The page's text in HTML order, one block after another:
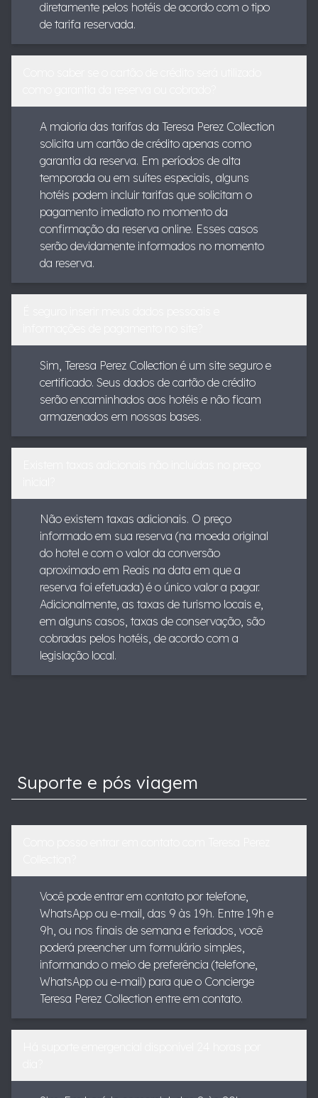
diretamente pelos hotéis de acordo com o tipo
de tarifa reservada.
A maioria das tarifas da Teresa Perez Collection
solicita um cartão de crédito apenas como
garantia da reserva. Em períodos de alta
temporada ou em suítes especiais, alguns
hotéis podem incluir tarifas que solicitam o
pagamento imediato no momento da
confirmação da reserva online. Esses casos
serão devidamente informados no momento
da reserva.
Sim, Teresa Perez Collection é um site seguro e
certificado. Seus dados de cartão de crédito
serão encaminhados aos hotéis e não ficam
armazenados em nossas bases.
Não existem taxas adicionais. O preço
informado em sua reserva (na moeda original
do hotel e com o valor da conversão
aproximado em Reais na data em que a
reserva foi efetuada) é o único valor a pagar.
Adicionalmente, as taxas de turismo locais e,
em alguns casos, taxas de conservação, são
cobradas pelos hotéis, de acordo com a
legislação local.
Suporte e pós viagem
Você pode entrar em contato por telefone,
WhatsApp ou e-mail, das 9 às 19h. Entre 19h e
9h, ou nos finais de semana e feriados, você
poderá preencher um formulário simples,
informando o meio de preferência (telefone,
WhatsApp ou e-mail) para que o Concierge
Teresa Perez Collection entre em contato.